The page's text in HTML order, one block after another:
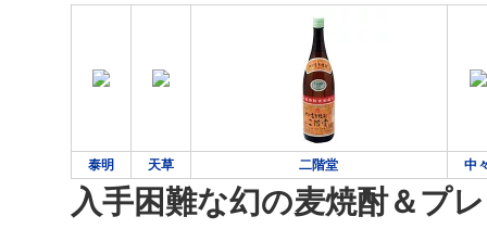
泰明 天草 二階堂 中
入手困難な幻の麦焼酎＆プ